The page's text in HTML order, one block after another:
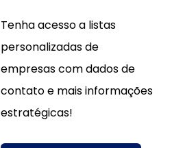
Tenha acesso a listas
personalizadas de
empresas com dados de
contato e mais informações
estratégicas!